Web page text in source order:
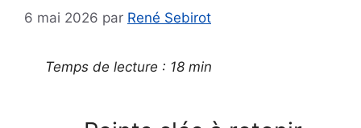
6 mai 2026 par René Sebirot
Temps de lecture : 18 min